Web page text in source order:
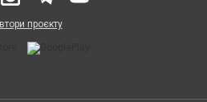
проєкту